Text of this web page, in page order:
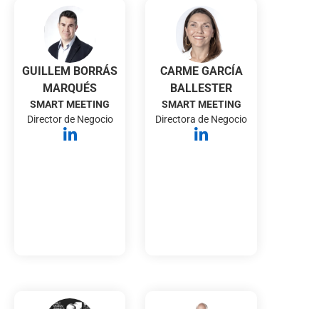
GUILLEM BORRÁS
MARQUÉS
SMART MEETING
Director de Negocio
CARME GARCÍA
BALLESTER
SMART MEETING
Directora de Negocio